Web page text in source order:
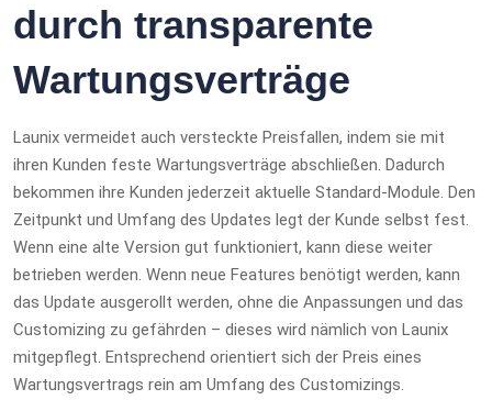
durch transparente
Wartungsverträge
Launix vermeidet auch versteckte Preisfallen, indem sie mit
ihren Kunden feste Wartungsverträge abschließen. Dadurch
bekommen ihre Kunden jederzeit aktuelle Standard-Module. Den
Zeitpunkt und Umfang des Updates legt der Kunde selbst fest.
Wenn eine alte Version gut funktioniert, kann diese weiter
betrieben werden. Wenn neue Features benötigt werden, kann
das Update ausgerollt werden, ohne die Anpassungen und das
Customizing zu gefährden – dieses wird nämlich von Launix
mitgepflegt. Entsprechend orientiert sich der Preis eines
Wartungsvertrags rein am Umfang des Customizings.